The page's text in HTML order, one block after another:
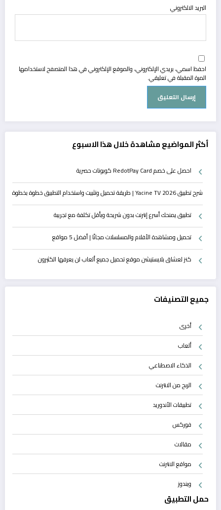
البريد الالكتروني
احفظ اسمي، بريدي الإلكتروني، والموقع الإلكتروني في هذا المتصفح لاستخدامها
المرة المقبلة في تعليقي.
أكثر المواضيع مشاهدة خلال هذا الاسبوع
احصل على خصم RedotPay Card كوبونات حصرية
شرح تطبيق Yacine TV 2026 | طريقة تحميل وتثبيت واستخدام التطبيق خطوة بخطوة
تطبيق يمنحك أسرع إنترنت بدون شريحة وبأقل تكلفة مع تجريبة
تحميل ومشاهدة الأفلام والمسلسلات مجانًا | أفضل 5 مواقع
كنز لعشاق بلايستيشن موقع تحميل جميع ألعاب لن يعرفها الكثيرون
جميع التصنيفات
أخرى
ألعاب
الذكاء الاصطناعي
الربح من الانترنت
تطبيقات الأندوريد
فوركس
مقالات
مواقع الانترنت
ويندوز
حمل التطبيق